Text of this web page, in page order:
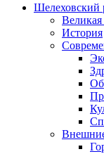
Шелеховский
История